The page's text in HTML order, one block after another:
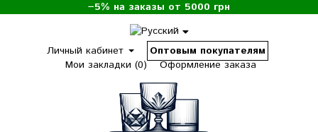
−5% на заказы от 5000 грн
Личный кабинет
Оптовым покупателям
Мои закладки (0)
Оформление заказа